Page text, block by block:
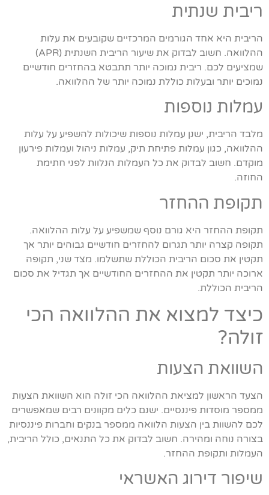
ריבית שנתית
הריבית היא אחד הגורמים המרכזיים שקובעים את עלות
ההלוואה. חשוב לבדוק את שיעור הריבית השנתית (APR)
שמציעים לכם. ריבית נמוכה יותר תתבטא בהחזרים חודשיים
נמוכים יותר ובעלות כוללת נמוכה יותר של ההלוואה.
עמלות נוספות
מלבד הריבית, ישנן עמלות נוספות שיכולות להשפיע על עלות
ההלוואה, כגון עמלות פתיחת תיק, עמלות ניהול ועמלות פירעון
מוקדם. חשוב לבדוק את כל העמלות הנלוות לפני חתימת
החוזה.
תקופת ההחזר
תקופת ההחזר היא גורם נוסף שמשפיע על עלות ההלוואה.
תקופה קצרה יותר תגרום להחזרים חודשיים גבוהים יותר אך
תקטין את סכום הריבית הכוללת שתשלמו. מצד שני, תקופה
ארוכה יותר תקטין את ההחזרים החודשיים אך תגדיל את סכום
הריבית הכוללת.
כיצד למצוא את ההלוואה הכי
זולה?
השוואת הצעות
הצעד הראשון למציאת ההלוואה הכי זולה הוא השוואת הצעות
ממספר מוסדות פיננסיים. ישנם כלים מקוונים רבים שמאפשרים
לכם להשוות בין הצעות הלוואה ממספר בנקים וחברות פיננסיות
בצורה נוחה ומהירה. חשוב לבדוק את כל התנאים, כולל הריבית,
העמלות ותקופת ההחזר.
שיפור דירוג האשראי